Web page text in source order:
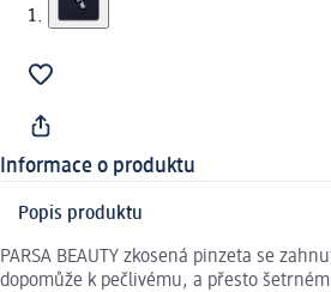
Informace o produktu
Popis produktu
PARSA BEAUTY zkosená pinzeta se
dopomůže k pečlivému, a přesto